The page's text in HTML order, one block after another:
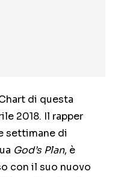
di questa
2018. Il rapper
settimane di
God’s Plan, è
con il suo nuovo